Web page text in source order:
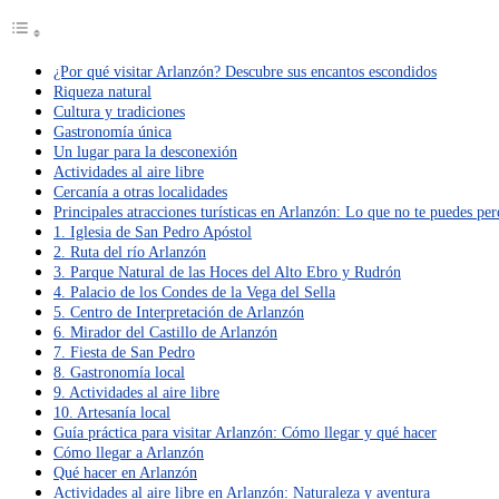
¿Por qué visitar Arlanzón? Descubre sus encantos escondidos
Riqueza natural
Cultura y tradiciones
Gastronomía única
Un lugar para la desconexión
Actividades al aire libre
Cercanía a otras localidades
Principales atracciones turísticas en Arlanzón: Lo que no te puedes
1. Iglesia de San Pedro Apóstol
2. Ruta del río Arlanzón
3. Parque Natural de las Hoces del Alto Ebro y Rudrón
4. Palacio de los Condes de la Vega del Sella
5. Centro de Interpretación de Arlanzón
6. Mirador del Castillo de Arlanzón
7. Fiesta de San Pedro
8. Gastronomía local
9. Actividades al aire libre
10. Artesanía local
Guía práctica para visitar Arlanzón: Cómo llegar y qué hacer
Cómo llegar a Arlanzón
Qué hacer en Arlanzón
Actividades al aire libre en Arlanzón: Naturaleza y aventura